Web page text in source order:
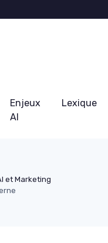
Enjeux
AI
Lexique
et Marketing